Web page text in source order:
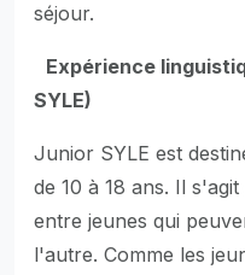
séjour.
Expérience
SYLE)
Junior SYLE est
de 10 à 18 ans. Il
entre jeunes qui
l'autre. Comme les